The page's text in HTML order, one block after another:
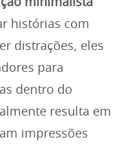
minimalista
histórias com
distrações, eles
para
dentro do
resulta em
impressões